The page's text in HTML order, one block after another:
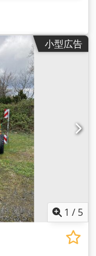
小型広告
1 / 5